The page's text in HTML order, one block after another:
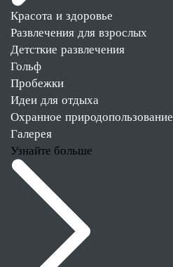
Красота и здоровье
Развлечения для взрослых
Детсткие развлечения
Гольф
Пробежки
Идеи для отдыха
Охранное природопользование
Галерея
Узнайте больше